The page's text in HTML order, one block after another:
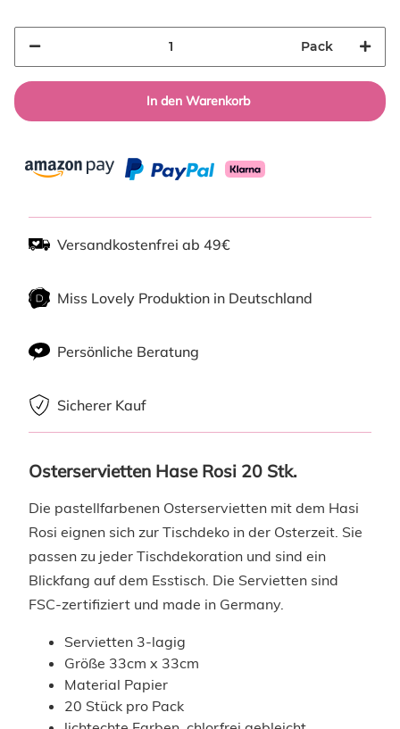
Pack
In den Warenkorb
Versandkostenfrei ab 49€
Miss Lovely Produktion in Deutschland
Persönliche Beratung
Sicherer Kauf
Osterservietten Hase Rosi 20 Stk.
Die pastellfarbenen Osterservietten mit dem Hasi
Rosi eignen sich zur Tischdeko in der Osterzeit. Sie
passen zu jeder Tischdekoration und sind ein
Blickfang auf dem Esstisch. Die Servietten sind
FSC-zertifiziert und made in Germany.
Servietten 3-lagig
Größe 33cm x 33cm
Material Papier
20 Stück pro Pack